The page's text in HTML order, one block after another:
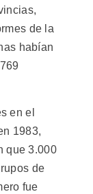
de la
habían
en el
1983,
que 3.000
de
fue